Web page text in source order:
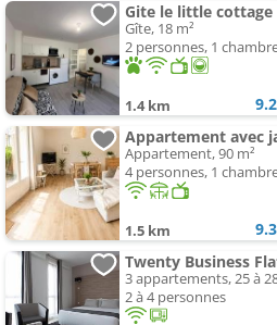
Gite le little cottage
Gîte, 18 m²
2 personnes, 1
1.4 km 9.2
Appartement avec
Appartement, 90 m²
4 personnes, 1
1.5 km 9.3
Twenty Business
3 appartements, 25 à
2 à 4 personnes